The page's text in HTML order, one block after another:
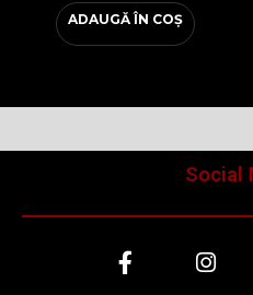
ADAUGĂ ÎN COȘ
Social
a
n